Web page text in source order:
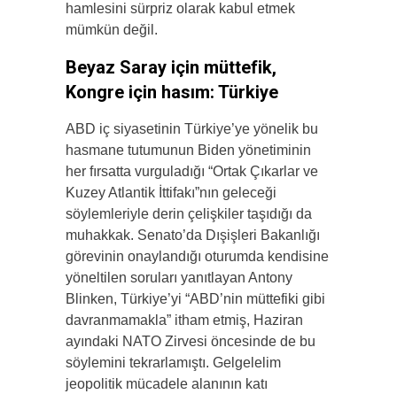
hamlesini sürpriz olarak kabul etmek
mümkün değil.
Beyaz Saray için müttefik,
Kongre için hasım: Türkiye
ABD iç siyasetinin Türkiye’ye yönelik bu
hasmane tutumunun Biden yönetiminin
her fırsatta vurguladığı “Ortak Çıkarlar ve
Kuzey Atlantik İttifakı”nın geleceği
söylemleriyle derin çelişkiler taşıdığı da
muhakkak. Senato’da Dışişleri Bakanlığı
görevinin onaylandığı oturumda kendisine
yöneltilen soruları yanıtlayan Antony
Blinken, Türkiye’yi “ABD’nin müttefiki gibi
davranmamakla” itham etmiş, Haziran
ayındaki NATO Zirvesi öncesinde de bu
söylemini tekrarlamıştı. Gelgelelim
jeopolitik mücadele alanının katı